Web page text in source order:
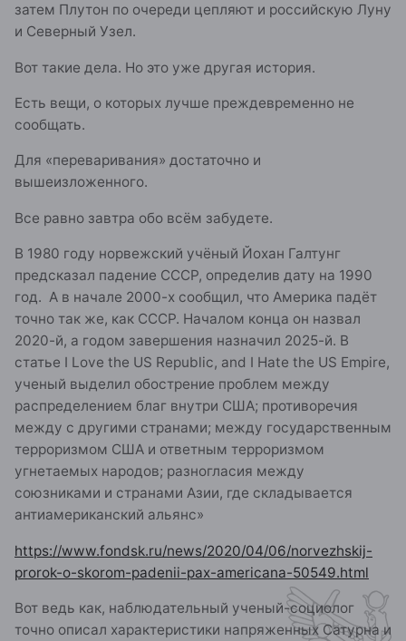
затем Плутон по очереди цепляют и российскую Луну
и Северный Узел.
Вот такие дела. Но это уже другая история.
Есть вещи, о которых лучше преждевременно не
сообщать.
Для «переваривания» достаточно и
вышеизложенного.
Все равно завтра обо всём забудете.
В 1980 году норвежский учёный Йохан Галтунг
предсказал падение СССР, определив дату на 1990
год. А в начале 2000-х сообщил, что Америка падёт
точно так же, как СССР. Началом конца он назвал
2020-й, а годом завершения назначил 2025-й. В
статье I Love the US Republic, and I Hate the US Empire,
ученый выделил обострение проблем между
распределением благ внутри США; противоречия
между с другими странами; между государственным
терроризмом США и ответным терроризмом
угнетаемых народов; разногласия между
союзниками и странами Азии, где складывается
антиамериканский альянс»
https://www.fondsk.ru/news/2020/04/06/norvezhskij-
prorok-o-skorom-padenii-pax-americana-50549.html
Вот ведь как, наблюдательный ученый-социолог
точно описал характеристики напряженных Сатурна и